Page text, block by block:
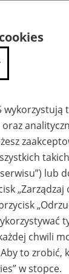
wykorzystują
lub
„Zarządzaj
chwili
to zrobić,
w stopce.